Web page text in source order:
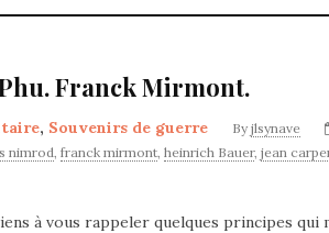
Franck Mirmont.
, Souvenirs de guerre By jlsynave
nimrod, franck mirmont, heinrich Bauer, jean
à vous rappeler quelques principes qui